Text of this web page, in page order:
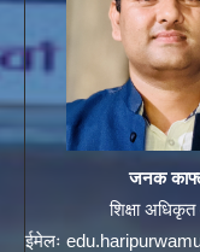
जनक
शिक्षा
ईमेलः